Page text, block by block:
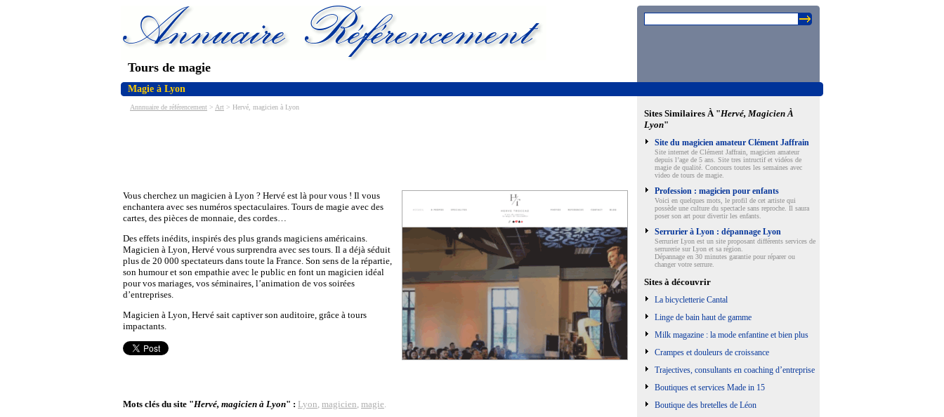
Tours de magie
Magie à Lyon
Annnuaire de référencement > Art > Hervé, magicien à Lyon
Vous cherchez un magicien à Lyon ? Hervé est là pour vous ! Il vous
enchantera avec ses numéros spectaculaires. Tours de magie avec des
cartes, des pièces de monnaie, des cordes…
Des effets inédits, inspirés des plus grands magiciens américains.
Magicien à Lyon, Hervé vous surprendra avec ses tours. Il a déjà séduit
plus de 20 000 spectateurs dans toute la France. Son sens de la répartie,
son humour et son empathie avec le public en font un magicien idéal
pour vos mariages, vos séminaires, l’animation de vos soirées
d’entreprises.
Magicien à Lyon, Hervé sait captiver son auditoire, grâce à tours
impactants.
Mots clés du site "Hervé, magicien à Lyon" : Lyon, magicien, magie.
Sites Similaires À "Hervé, Magicien À
Lyon"
Site du magicien amateur Clément Jaffrain
Site internet de Clément Jaffrain, magicien amateur
depuis l’age de 5 ans. Site tres intructif et vidéos de
magie de qualité. Concours toutes les semaines avec
video de tours de magie.
Profession : magicien pour enfants
Voici en quelques mots, le profil de cet artiste qui
possède une culture du spectacle sans reproche. Il saura
poser son art pour divertir les enfants.
Serrurier à Lyon : dépannage Lyon
Serrurier Lyon est un site proposant différents services de
serrurerie sur Lyon et sa région.
Dépannage en 30 minutes garantie pour réparer ou
changer votre serrure.
Sites à découvrir
La bicycletterie Cantal
Linge de bain haut de gamme
Milk magazine : la mode enfantine et bien plus
Crampes et douleurs de croissance
Trajectives, consultants en coaching d’entreprise
Boutiques et services Made in 15
Boutique des bretelles de Léon